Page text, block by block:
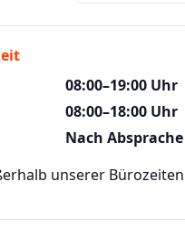
08:00–19:00 Uhr
08:00–18:00 Uhr
Nach Absprache
unserer